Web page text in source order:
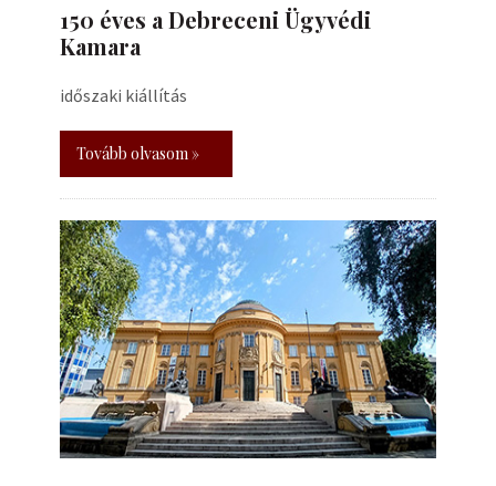
150 éves a Debreceni Ügyvédi
Kamara
időszaki kiállítás
Tovább olvasom »